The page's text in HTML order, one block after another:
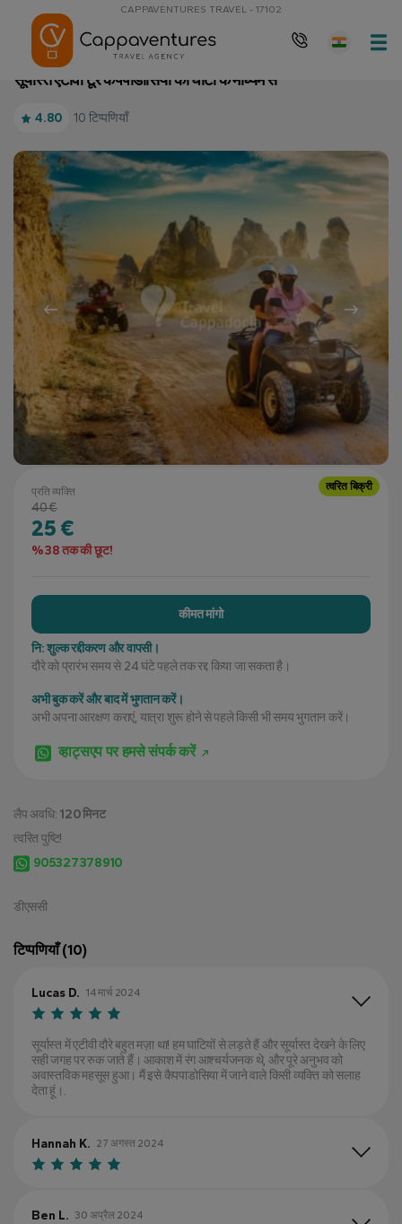
CAPPAVENTURES TRAVEL - 17102
मुख्य पृष्ठ
डीएससी
टिप्पणियाँ (10)
Lucas D. 14 मार्च 2024
सूर्यास्त में एटीवी दौरे बहुत मज़ा था! हम घाटियों से लड़ते हैं और सूर्यास्त देखने के लिए
सही जगह पर रुक जाते हैं। आकाश में रंग आश्चर्यजनक थे, और पूरे अनुभव को
अवास्तविक महसूस हुआ। मैं इसे कैपपाडोसिया में जाने वाले किसी व्यक्ति को सलाह
देता हूं।.
Hannah K. 27 अगस्त 2024
Ben L. 30 अप्रैल 2024
सूर्यास्त एटीवी टूर कैपपाडोसिया की घाटी के माध्यम से
4.80 10 टिप्पणियाँ
प्रति व्यक्ति
40 €
25 €
%38 तक की छूट!
त्वरित बिक्री
कीमत मांगो
नि: शुल्क रद्दीकरण और वापसी।
दौरे को प्रारंभ समय से 24 घंटे पहले तक रद्द किया जा सकता है।
अभी बुक करें और बाद में भुगतान करें।
अभी अपना आरक्षण कराएं, यात्रा शुरू होने से पहले किसी भी समय भुगतान करें।
व्हाट्सएप पर हमसे संपर्क करें
लैप अवधि: 120 मिनट
त्वरित पुष्टि!
905327378910